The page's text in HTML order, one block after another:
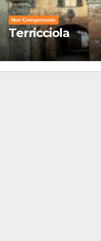
Non Categorizzato
Terricciola